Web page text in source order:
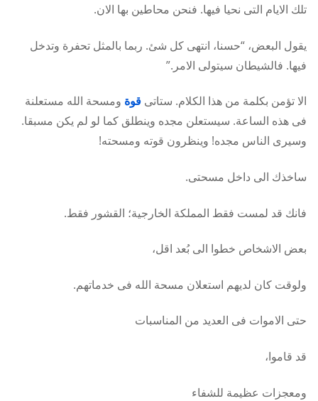
تلك الايام التى نحيا فيها. فنحن محاطين بها الان.
يقول البعض، “حسنا، انتهى كل شئ. ربما بالمثل تحفرة وتدخل
فيها. فالشيطان سيتولى الامر.”
الا تؤمن بكلمة من هذا الكلام. ستاتى قوة ومسحة الله مستعلنة
فى هذه الساعة. سيستعلن مجده وينطلق كما لو لم يكن مسبقا.
وسيرى الناس مجده! وينظرون قوته ومسحته!
ساخذك الى داخل مسحتى.
فانك قد لمست فقط المملكة الخارجية؛ القشور فقط.
بعض الاشخاص خطوا الى بُعد اقل،
ولوقت كان لديهم استعلان مسحة الله فى خدماتهم.
حتى الاموات فى العديد من المناسبات
قد قاموا،
ومعجزات عظيمة للشفاء